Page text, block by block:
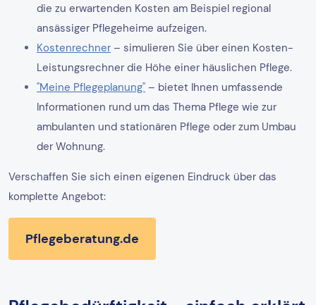
die zu erwartenden Kosten am Beispiel regional
ansässiger Pflegeheime aufzeigen.
Kostenrechner – simulieren Sie über einen Kosten-
Leistungsrechner die Höhe einer häuslichen Pflege.
"Meine Pflegeplanung" – bietet Ihnen umfassende
Informationen rund um das Thema Pflege wie zur
ambulanten und stationären Pflege oder zum Umbau
der Wohnung.
Verschaffen Sie sich einen eigenen Eindruck über das
komplette Angebot:
Pflegeberatung.de